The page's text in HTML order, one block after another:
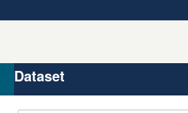
Organizzazioni
Gruppi
Dataset